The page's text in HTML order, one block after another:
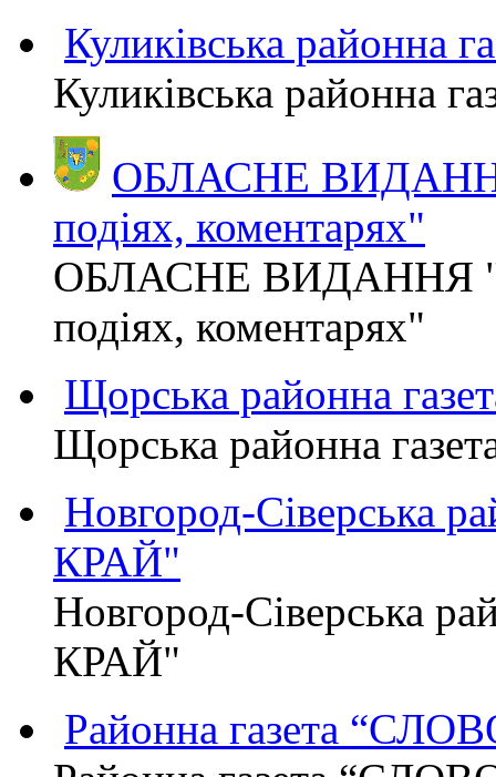
Куликівська районна
Куликівська районна
ОБЛАСНЕ
подіях, коментарях"
ОБЛАСНЕ ВИДАННЯ
подіях, коментарях"
Щорська районна
Щорська районна
Новгород-Сіверська
КРАЙ"
Новгород-Сіверська
КРАЙ"
Районна газета